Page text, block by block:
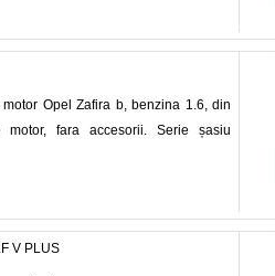
Opel Zafira b, benzina 1.6, din
fara accesorii. Serie șasiu
V PLUS